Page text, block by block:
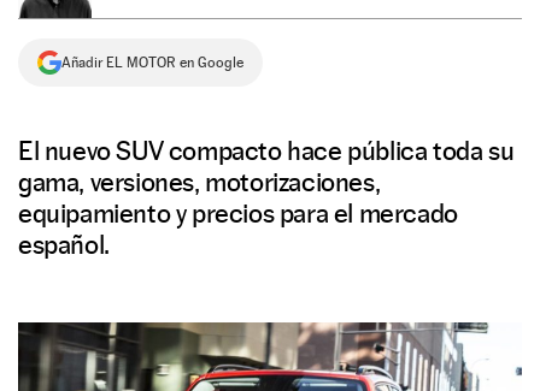
Añadir EL MOTOR en Google
El nuevo SUV compacto hace pública toda su
gama, versiones, motorizaciones,
equipamiento y precios para el mercado
español.